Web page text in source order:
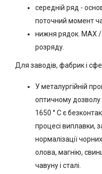
середній ряд -
поточний момент
нижня рядок. MAX /
розряду.
Для заводів, фабрик і
У металургійній
оптичному дозволу
1650 ° С є
процесі виплавки,
нормалізації
олова, магнію,
чавуну і сталі.